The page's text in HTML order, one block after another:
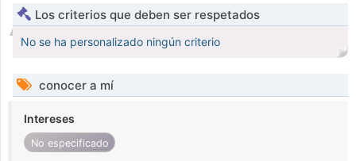
Los criterios que deben ser respetados
No se ha personalizado ningún criterio
conocer a mí
Intereses
No especificado